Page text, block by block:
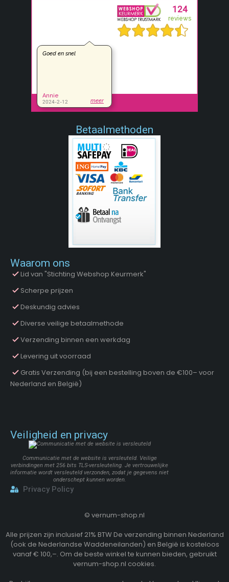
Betaalmethoden
Waarom ons
Lid van "Stichting Webshop Keurmerk"
Scherpe prijzen
Deskundig advies
Diverse veilige betaalmethode
Verzending binnen een werkdag
Levering uit voorraad
Gratis Verzending (bij een bestelling boven de €100– voor
Nederland en België)
Veiligheid en privacy
Communicatie met de website is versleuteld. Veilige
verbindingen met 256 bits TLS-versleuteling. Je vertrouwelijke
informatie wordt versleuteld verzonden, zodat je gegevens niet
onderschept kunnen worden.
Privacy Policy
© vernum-shop.nl
Alle prijzen zijn inclusief 21% BTW De verzending binnen Nederland
(ook de Nederlandse Waddeneilanden) en België is kosteloos
vanaf € 100,–. Om de beste winkel te kunnen bieden, gebruikt
vernum-shop.nl cookies.